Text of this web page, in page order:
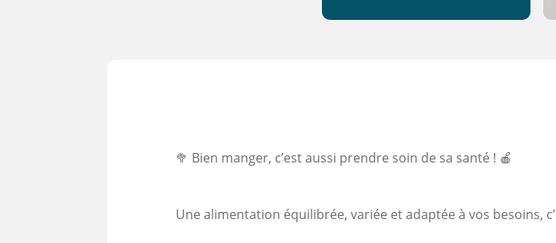
🥦 Bien manger, c’est aussi prendre soin de sa santé ! 🍎
Une alimentation équilibrée, variée et adaptée à vos besoins,